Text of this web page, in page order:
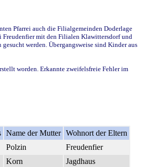
Pfarrei auch die Filialgemeinden Doderlage
Freudenfier mit den Filialen Klawittersdorf und
werden. Übergangsweise sind Kinder aus
worden. Erkannte zweifelsfreie Fehler im
Name der Mutter Wohnort der Eltern
Polzin
Freudenfier
Korn
Jagdhaus